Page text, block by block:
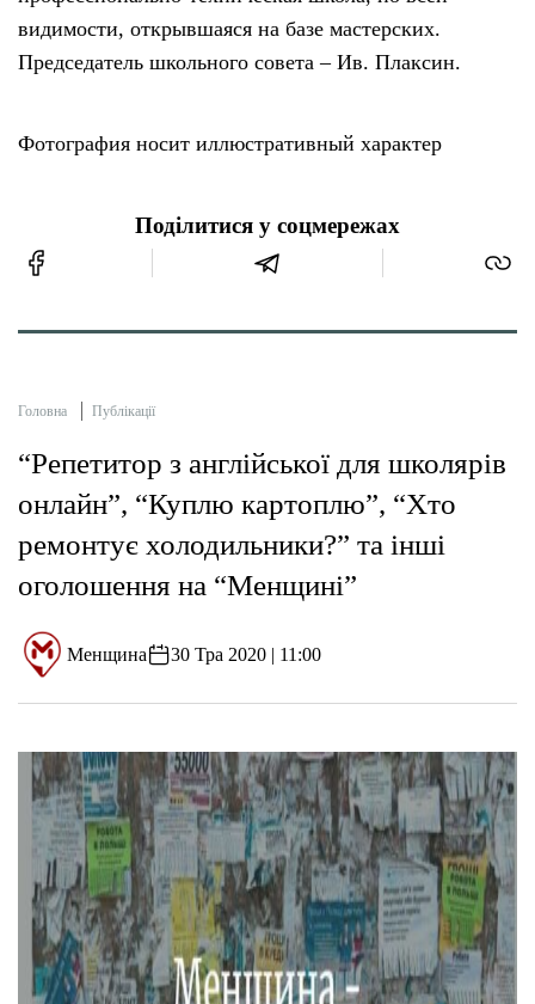
видимости, открывшаяся на базе мастерских.
Председатель школьного совета – Ив. Плаксин.
Фотография носит иллюстративный характер
Поділитися у соцмережах
Головна Публікації
“Репетитор з англійської для школярів
онлайн”, “Куплю картоплю”, “Хто
ремонтує холодильники?” та інші
оголошення на “Менщині”
Менщина 30 Тра 2020 | 11:00